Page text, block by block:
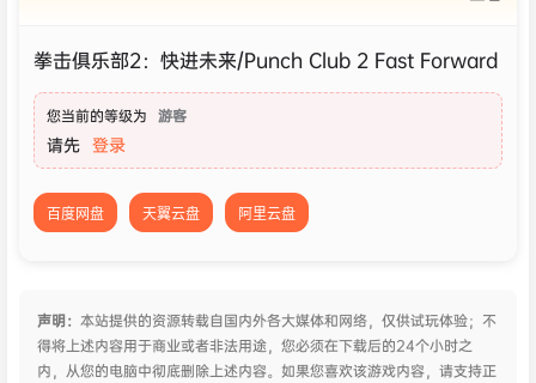
您当前的等级为 游客
请先 登录
百度网盘 天翼云盘 阿里云盘
得将上述内容用于商业或者非法用途，您必须在下载后的24个小时之
内，从您的电脑中彻底删除上述内容。如果您喜欢该游戏内容，请支持正
版，购买注册，得到更好的正版服务。我们非常重视版权问题，如有侵权